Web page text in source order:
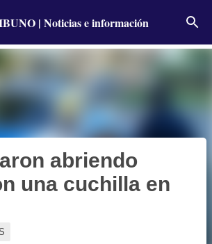
Ir al contenido principal
| Noticias e información
abriendo
una cuchilla en